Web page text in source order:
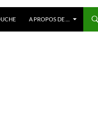
A PROPOS DE …